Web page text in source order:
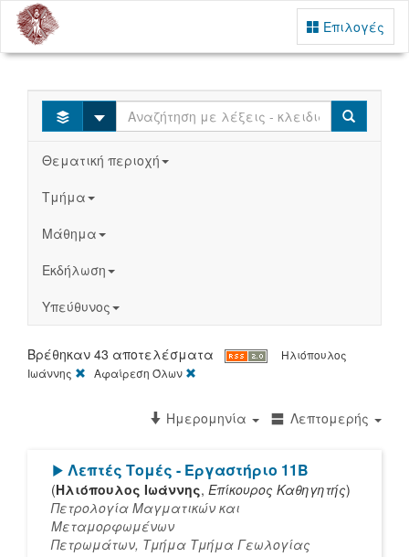
Επιλογές
Select Search
Θεματική περιοχή
Τμήμα
Μάθημα
Εκδήλωση
Υπεύθυνος
Βρέθηκαν 43 αποτελέσματα
Ηλιόπουλος
Ιωάννης
[X]Αφαίρεση Όλων
Λεπτομερής
Ημερομηνία
[Play]
Λεπτές Τομές - Εργαστήριο 11Β
(Ηλιόπουλος Ιωάννης, Επίκουρος Καθηγητής)
Πετρολογία Μαγματικών και
Μεταμορφωμένων
Πετρωμάτων, Τμήμα Τμήμα Γεωλογίας